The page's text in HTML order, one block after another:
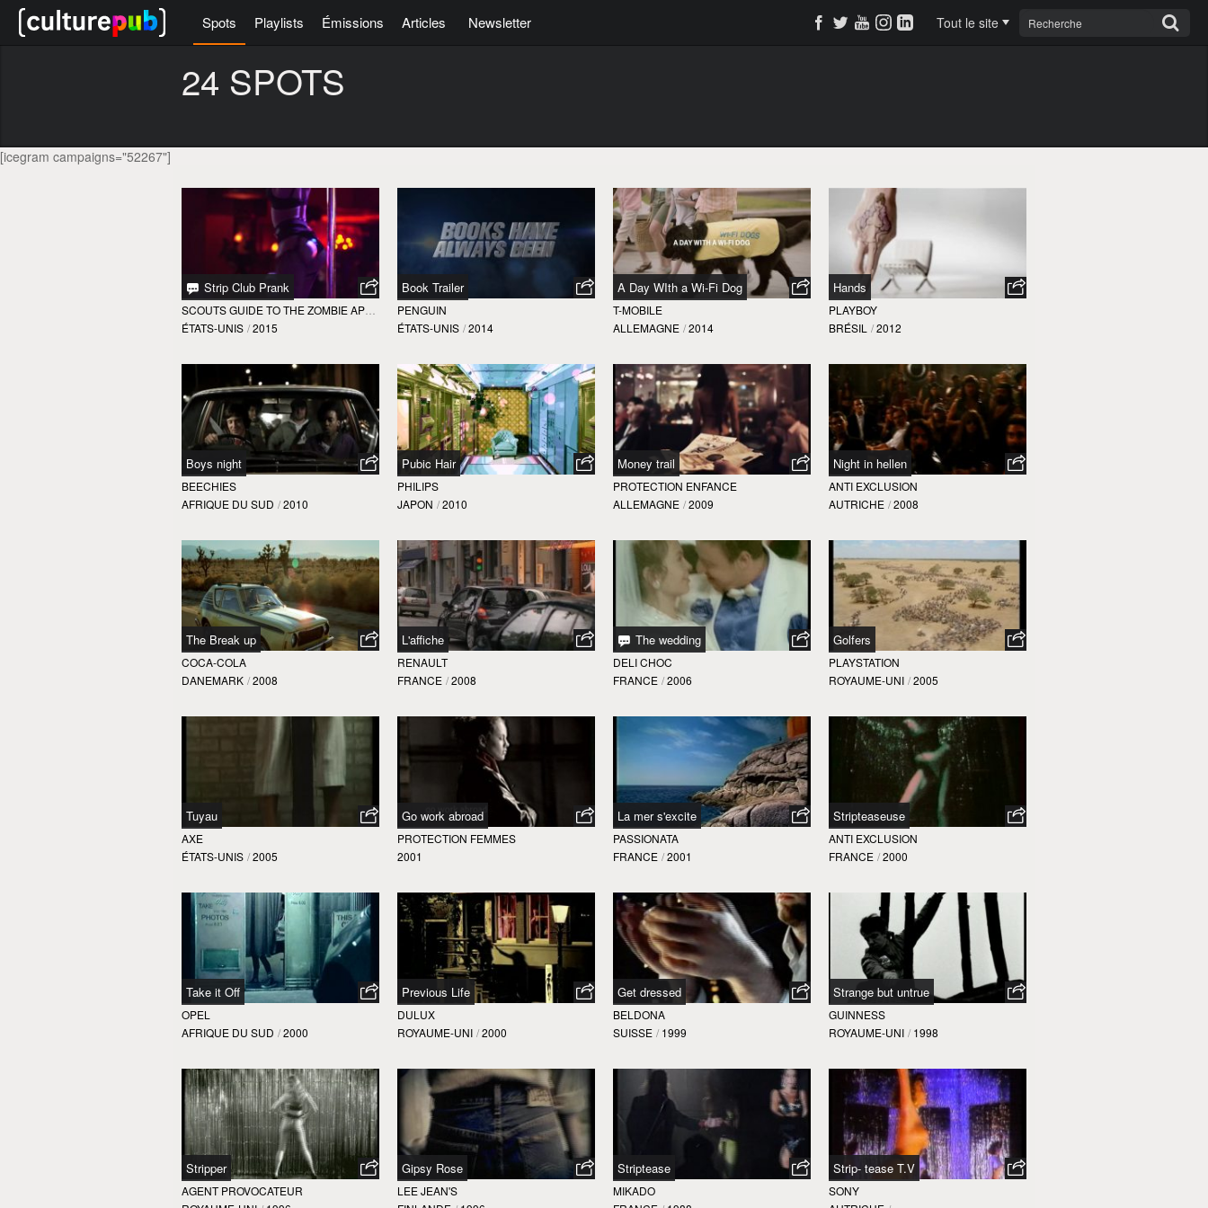
Spots Playlists Émissions Articles Newsletter Tout le site
24 SPOTS
[icegram campaigns="52267"]
Strip Club Prank
ÉTATS-UNIS / 2015
Book Trailer
PENGUIN
ÉTATS-UNIS / 2014
A Day WIth a Wi-Fi Dog
T-MOBILE
ALLEMAGNE / 2014
Hands
PLAYBOY
BRÉSIL / 2012
Boys night
BEECHIES
AFRIQUE DU SUD / 2010
Pubic Hair
PHILIPS
JAPON / 2010
Money trail
PROTECTION ENFANCE
ALLEMAGNE / 2009
Night in hellen
ANTI EXCLUSION
AUTRICHE / 2008
The Break up
COCA-COLA
DANEMARK / 2008
L'affiche
RENAULT
FRANCE / 2008
The wedding
DELI CHOC
FRANCE / 2006
Golfers
PLAYSTATION
ROYAUME-UNI / 2005
Tuyau
AXE
ÉTATS-UNIS / 2005
Go work abroad
PROTECTION FEMMES
2001
La mer s'excite
PASSIONATA
FRANCE / 2001
Stripteaseuse
ANTI EXCLUSION
FRANCE / 2000
Take it Off
OPEL
AFRIQUE DU SUD / 2000
Previous Life
DULUX
ROYAUME-UNI / 2000
Get dressed
BELDONA
SUISSE / 1999
Strange but untrue
GUINNESS
ROYAUME-UNI / 1998
Stripper
AGENT PROVOCATEUR
Gipsy Rose
LEE JEAN'S
Striptease
MIKADO
Strip- tease T.V
SONY